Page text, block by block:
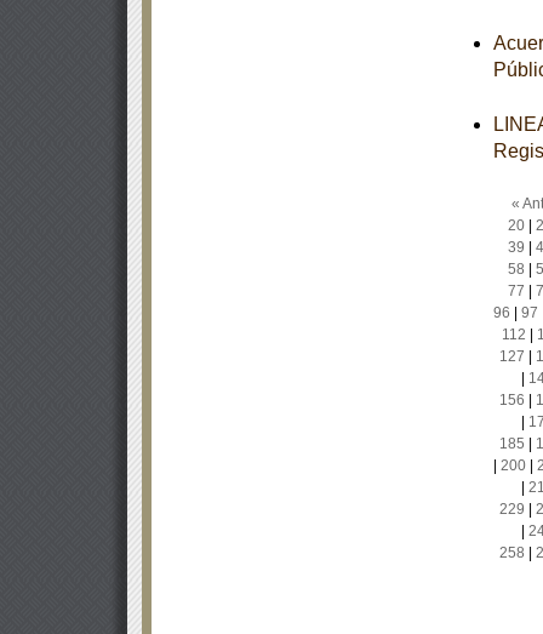
«
20|
39
58
77
96
97
112
127
156
185
200|
229
258